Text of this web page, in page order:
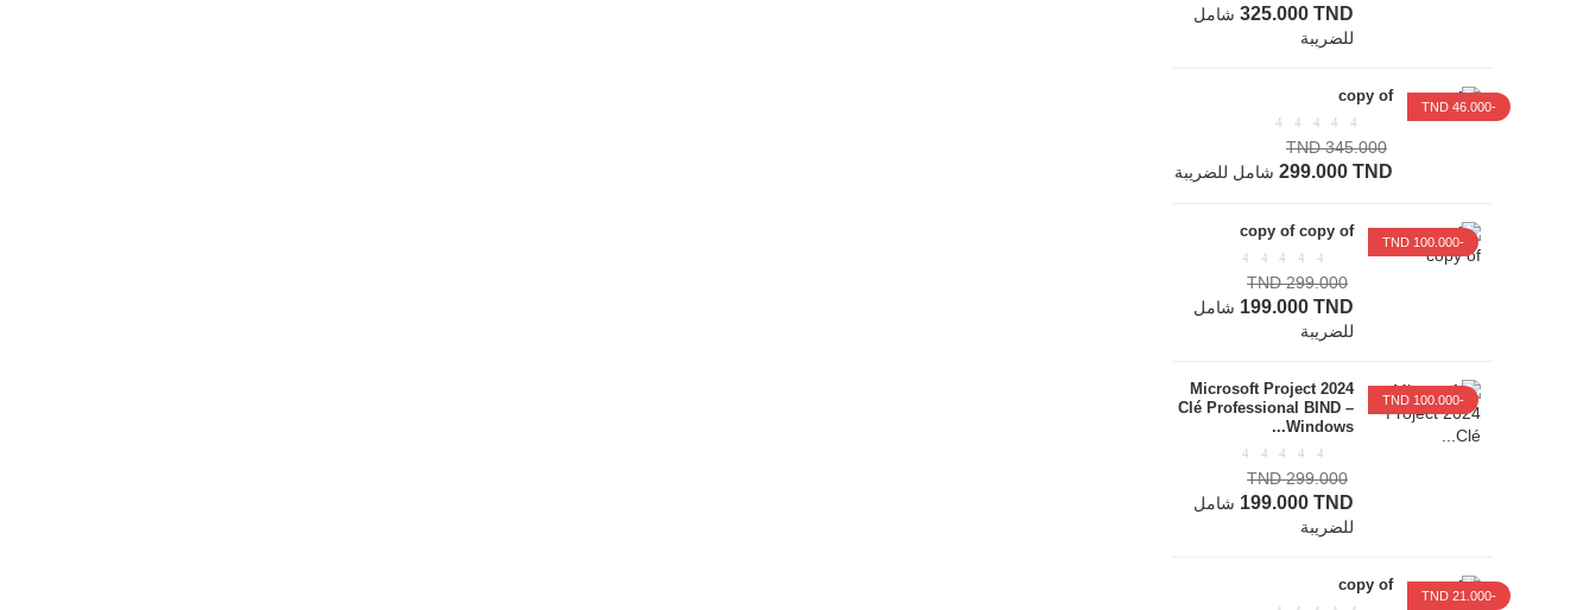
325.000 TND شامل
للضريبة
-46.000 TND
copy of
345.000 TND
299.000 TND شامل للضريبة
-100.000 TND
copy of copy of
299.000 TND
199.000 TND شامل
للضريبة
-100.000 TND
Microsoft Project 2024
Clé Professional BIND –
Windows...
299.000 TND
199.000 TND شامل
للضريبة
-21.000 TND
copy of